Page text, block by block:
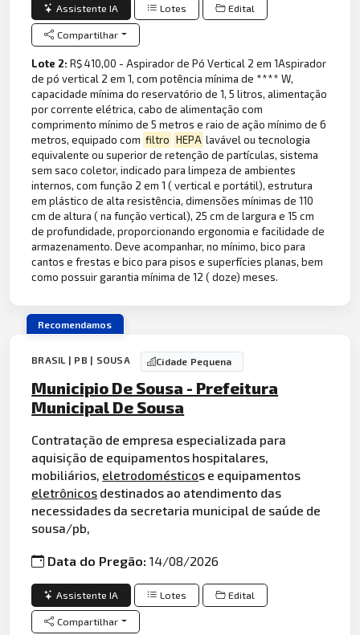
Assistente IA Lotes Edital
Compartilhar
Lote 2:R$ 410,00 - Aspirador de Pó Vertical 2 em 1Aspirador
de pó vertical 2 em 1, com potência mínima de **** W,
capacidade mínima do reservatório de 1, 5 litros, alimentação
por corrente elétrica, cabo de alimentação com
comprimento mínimo de 5 metros e raio de ação mínimo de 6
metros, equipado com filtro HEPA lavável ou tecnologia
equivalente ou superior de retenção de partículas, sistema
sem saco coletor, indicado para limpeza de ambientes
internos, com função 2 em 1 ( vertical e portátil), estrutura
em plástico de alta resistência, dimensões mínimas de 110
cm de altura ( na função vertical), 25 cm de largura e 15 cm
de profundidade, proporcionando ergonomia e facilidade de
armazenamento. Deve acompanhar, no mínimo, bico para
cantos e frestas e bico para pisos e superfícies planas, bem
como possuir garantia mínima de 12 ( doze) meses.
Recomendamos
BRASIL | PB | SOUSA Cidade Pequena
Municipio De Sousa - Prefeitura
Municipal De Sousa
Contratação de empresa especializada para
aquisição de equipamentos hospitalares,
mobiliários, eletrodomésticos e equipamentos
eletrônicos destinados ao atendimento das
necessidades da secretaria municipal de saúde de
sousa/pb,
Data do Pregão:14/08/2026
Assistente IA Lotes Edital
Compartilhar